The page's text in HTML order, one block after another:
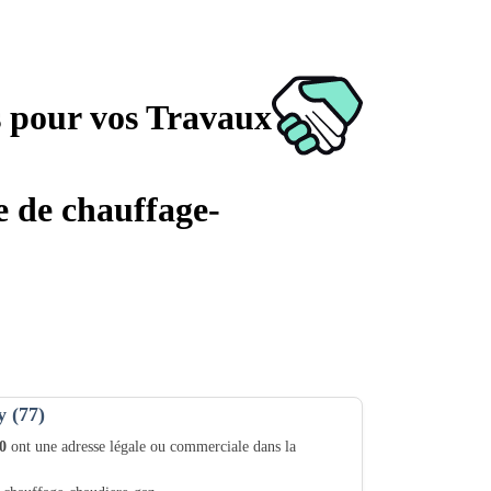
vos Travaux
de chauffage-
(77)
0 ont une adresse légale ou commerciale dans la